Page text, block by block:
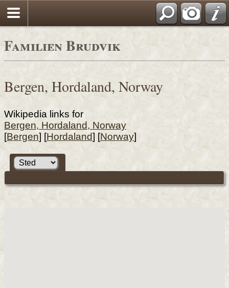
Familien Brudvik
Bergen, Hordaland, Norway
Wikipedia links for
Bergen, Hordaland, Norway
[Bergen] [Hordaland] [Norway]